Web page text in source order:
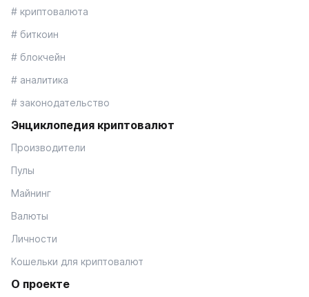
# криптовалюта
# биткоин
# блокчейн
# аналитика
# законодательство
Энциклопедия криптовалют
Производители
Пулы
Майнинг
Валюты
Личности
Кошельки для криптовалют
О проекте